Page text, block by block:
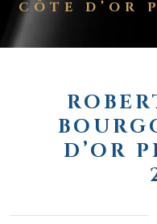
CÔTE D’OR
D’OR